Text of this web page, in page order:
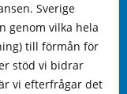
Sverige
genom vilka hela
till förmån för
stöd vi bidrar
vi efterfrågar det